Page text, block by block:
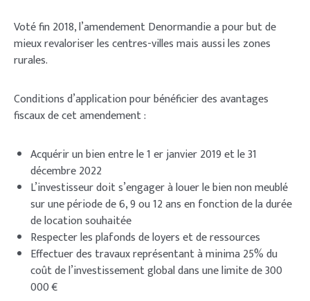
Voté fin 2018, l’amendement Denormandie a pour but de
mieux revaloriser les centres-villes mais aussi les zones
rurales.
Conditions d’application pour bénéficier des avantages
fiscaux de cet amendement :
Acquérir un bien entre le 1 er janvier 2019 et le 31
décembre 2022
L’investisseur doit s’engager à louer le bien non meublé
sur une période de 6, 9 ou 12 ans en fonction de la durée
de location souhaitée
Respecter les plafonds de loyers et de ressources
Effectuer des travaux représentant à minima 25% du
coût de l’investissement global dans une limite de 300
000 €